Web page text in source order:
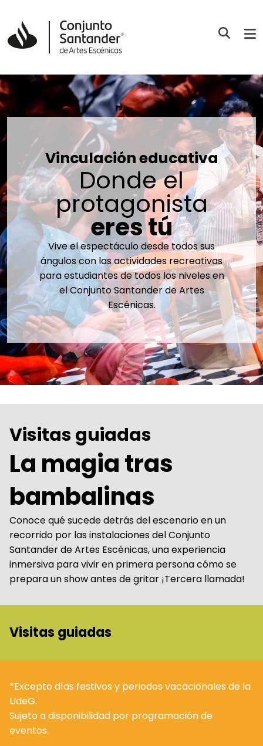
Vinculación educativa
Donde el
protagonista
eres tú
Vive el espectáculo desde todos sus
ángulos con las actividades recreativas
para estudiantes de todos los niveles en
el Conjunto Santander de Artes
Escénicas.
Visitas guiadas
La magia tras
bambalinas
Conoce qué sucede detrás del escenario en un
recorrido por las instalaciones del Conjunto
Santander de Artes Escénicas, una experiencia
inmersiva para vivir en primera persona cómo se
prepara un show antes de gritar ¡Tercera llamada!
Visitas guiadas
*Excepto días festivos y periodos vacacionales de la
UdeG.
Sujeto a disponibilidad por programación de
eventos.